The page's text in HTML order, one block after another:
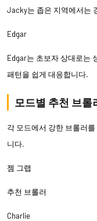
Jacky는 좁은 지역에서는
Edgar
Edgar는 초보자 상대로는
패턴을 쉽게 대응합니다.
모드별 추천 브롤
각 모드에서 강한 브롤러
니다.
젬 그랩
추천 브롤러
Charlie